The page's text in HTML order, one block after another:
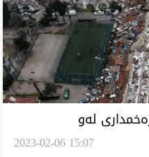
و زەخمداری لەو
و سوریا2023-02-06 15:07